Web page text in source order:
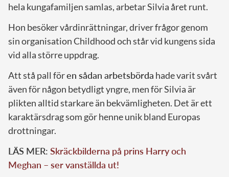
hela kungafamiljen samlas, arbetar Silvia året runt.
Hon besöker vårdinrättningar, driver frågor genom
sin organisation Childhood och står vid kungens sida
vid alla större uppdrag.
Att stå pall fören sådan arbetsbörda hade varit svårt
även för någon betydligt yngre, men för Silvia är
plikten alltid starkare än bekvämligheten. Det är ett
karaktärsdrag som gör henne unik bland Europas
drottningar.
LÄS MER: Skräckbilderna på prins Harry och
Meghan – ser vanställda ut!